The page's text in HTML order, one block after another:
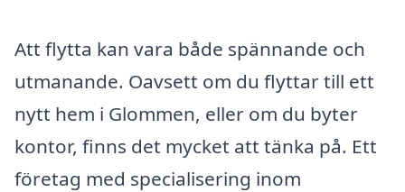
Att flytta kan vara både spännande och
utmanande. Oavsett om du flyttar till ett
nytt hem i Glommen, eller om du byter
kontor, finns det mycket att tänka på. Ett
företag med specialisering inom